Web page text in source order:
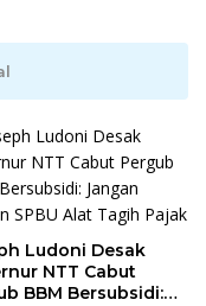
Ludoni Desak
NTT Cabut
BBM Bersubsidi: